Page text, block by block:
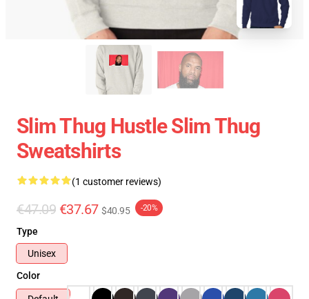
Slim Thug Hustle Slim Thug
Sweatshirts
(1 customer reviews)
€47.09 €37.67 $40.95 -20%
Type
Unisex
Color